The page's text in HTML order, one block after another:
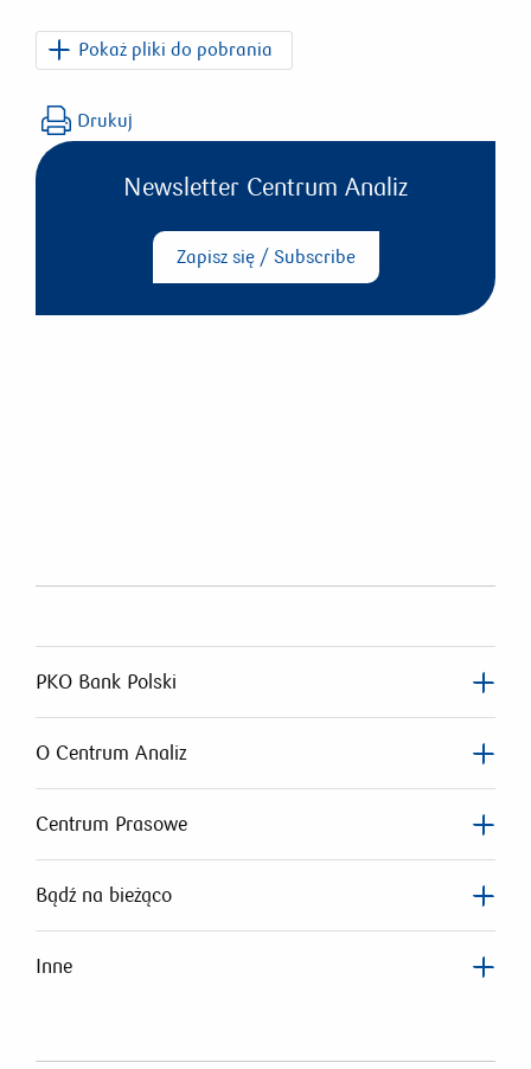
Pokaż pliki do pobrania
PKO_Dziennik_Ekonomiczny_2024_09_16.pdf
Drukuj
Newsletter Centrum Analiz
Zapisz się / Subscribe
PKO Bank Polski
O Centrum Analiz
Centrum Prasowe
Bądź na bieżąco
Inne